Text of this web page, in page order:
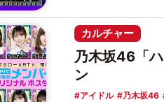
カルチャー
乃木坂46「
ン
アイドル 乃木坂46